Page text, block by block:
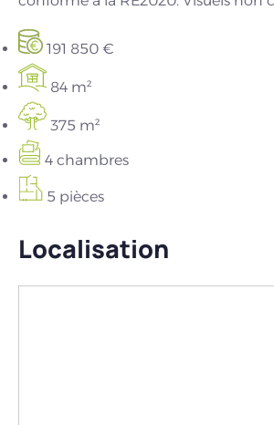
191 850 €
84 m²
375 m²
4 chambres
5 pièces
Localisation